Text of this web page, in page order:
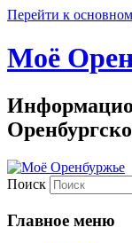
Перейти к
Моё
Поиск
Главное меню